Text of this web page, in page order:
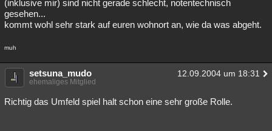
(inklusive mir) sind nicht gerade schlecht, notentechnisch
gesehen...
kommt wohl sehr stark auf euren wohnort an, wie da was abgeht.
muh
setsuna_mudo 12.09.2004 um 18:31
ehemaliges Mitglied
Richtig das Umfeld spiel halt schon eine sehr große Rolle.